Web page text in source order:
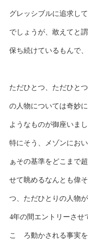
グレッシブルに追求し
でしょうが、敢えてと
保ち続けているもんで
ただひとつ、ただひと
の人物については奇妙
ようなものが御座いま
特にそう、メゾンにお
ぁその基準をどこまで
せて眺めるなんとも偉
つ、ただひとりの人物
4年の間エントリーさせ
こゝろ動かされる事実